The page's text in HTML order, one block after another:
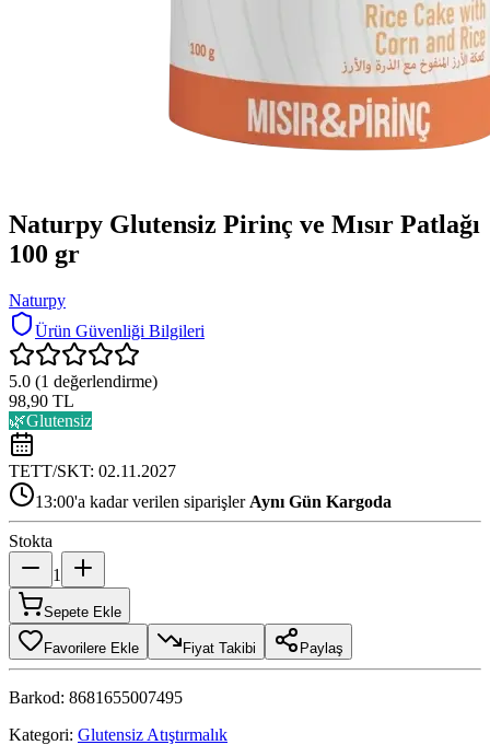
Naturpy Glutensiz Pirinç ve Mısır Patlağı
100 gr
Naturpy
Ürün Güvenliği Bilgileri
5.0 (1 değerlendirme)
98,90 TL
🌿Glutensiz
TETT/SKT: 02.11.2027
13:00'a kadar verilen siparişler Aynı Gün Kargoda
Stokta
1
Sepete Ekle
Favorilere Ekle Fiyat Takibi Paylaş
Barkod: 8681655007495
Kategori: Glutensiz Atıştırmalık